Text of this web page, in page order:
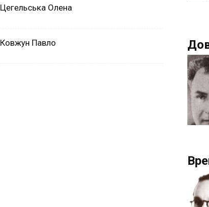
Цегельська Олена
Ковжун Павло